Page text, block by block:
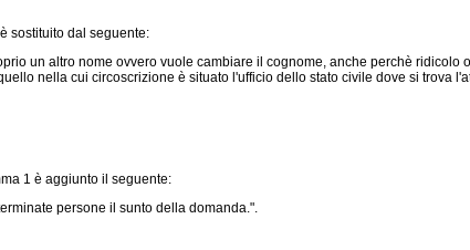
sostituito dal seguente:
un altro nome ovvero vuole cambiare il cognome, anche perchè ridicolo
nella cui circoscrizione è situato l'ufficio dello stato civile dove si trova
1 è aggiunto il seguente:
persone il sunto della domanda.".